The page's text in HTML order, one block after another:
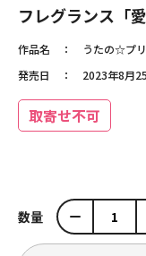
フレグランス「
作品名
うたの☆プ
発売日
2023年8月
取寄せ不可
数量